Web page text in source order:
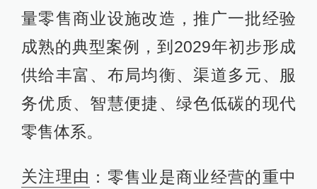
量零售商业设施改造，推广一批经验
成熟的典型案例，到2029年初步形成
供给丰富、布局均衡、渠道多元、服
务优质、智慧便捷、绿色低碳的现代
零售体系。
关注理由 ：零售业是商业经营的重中